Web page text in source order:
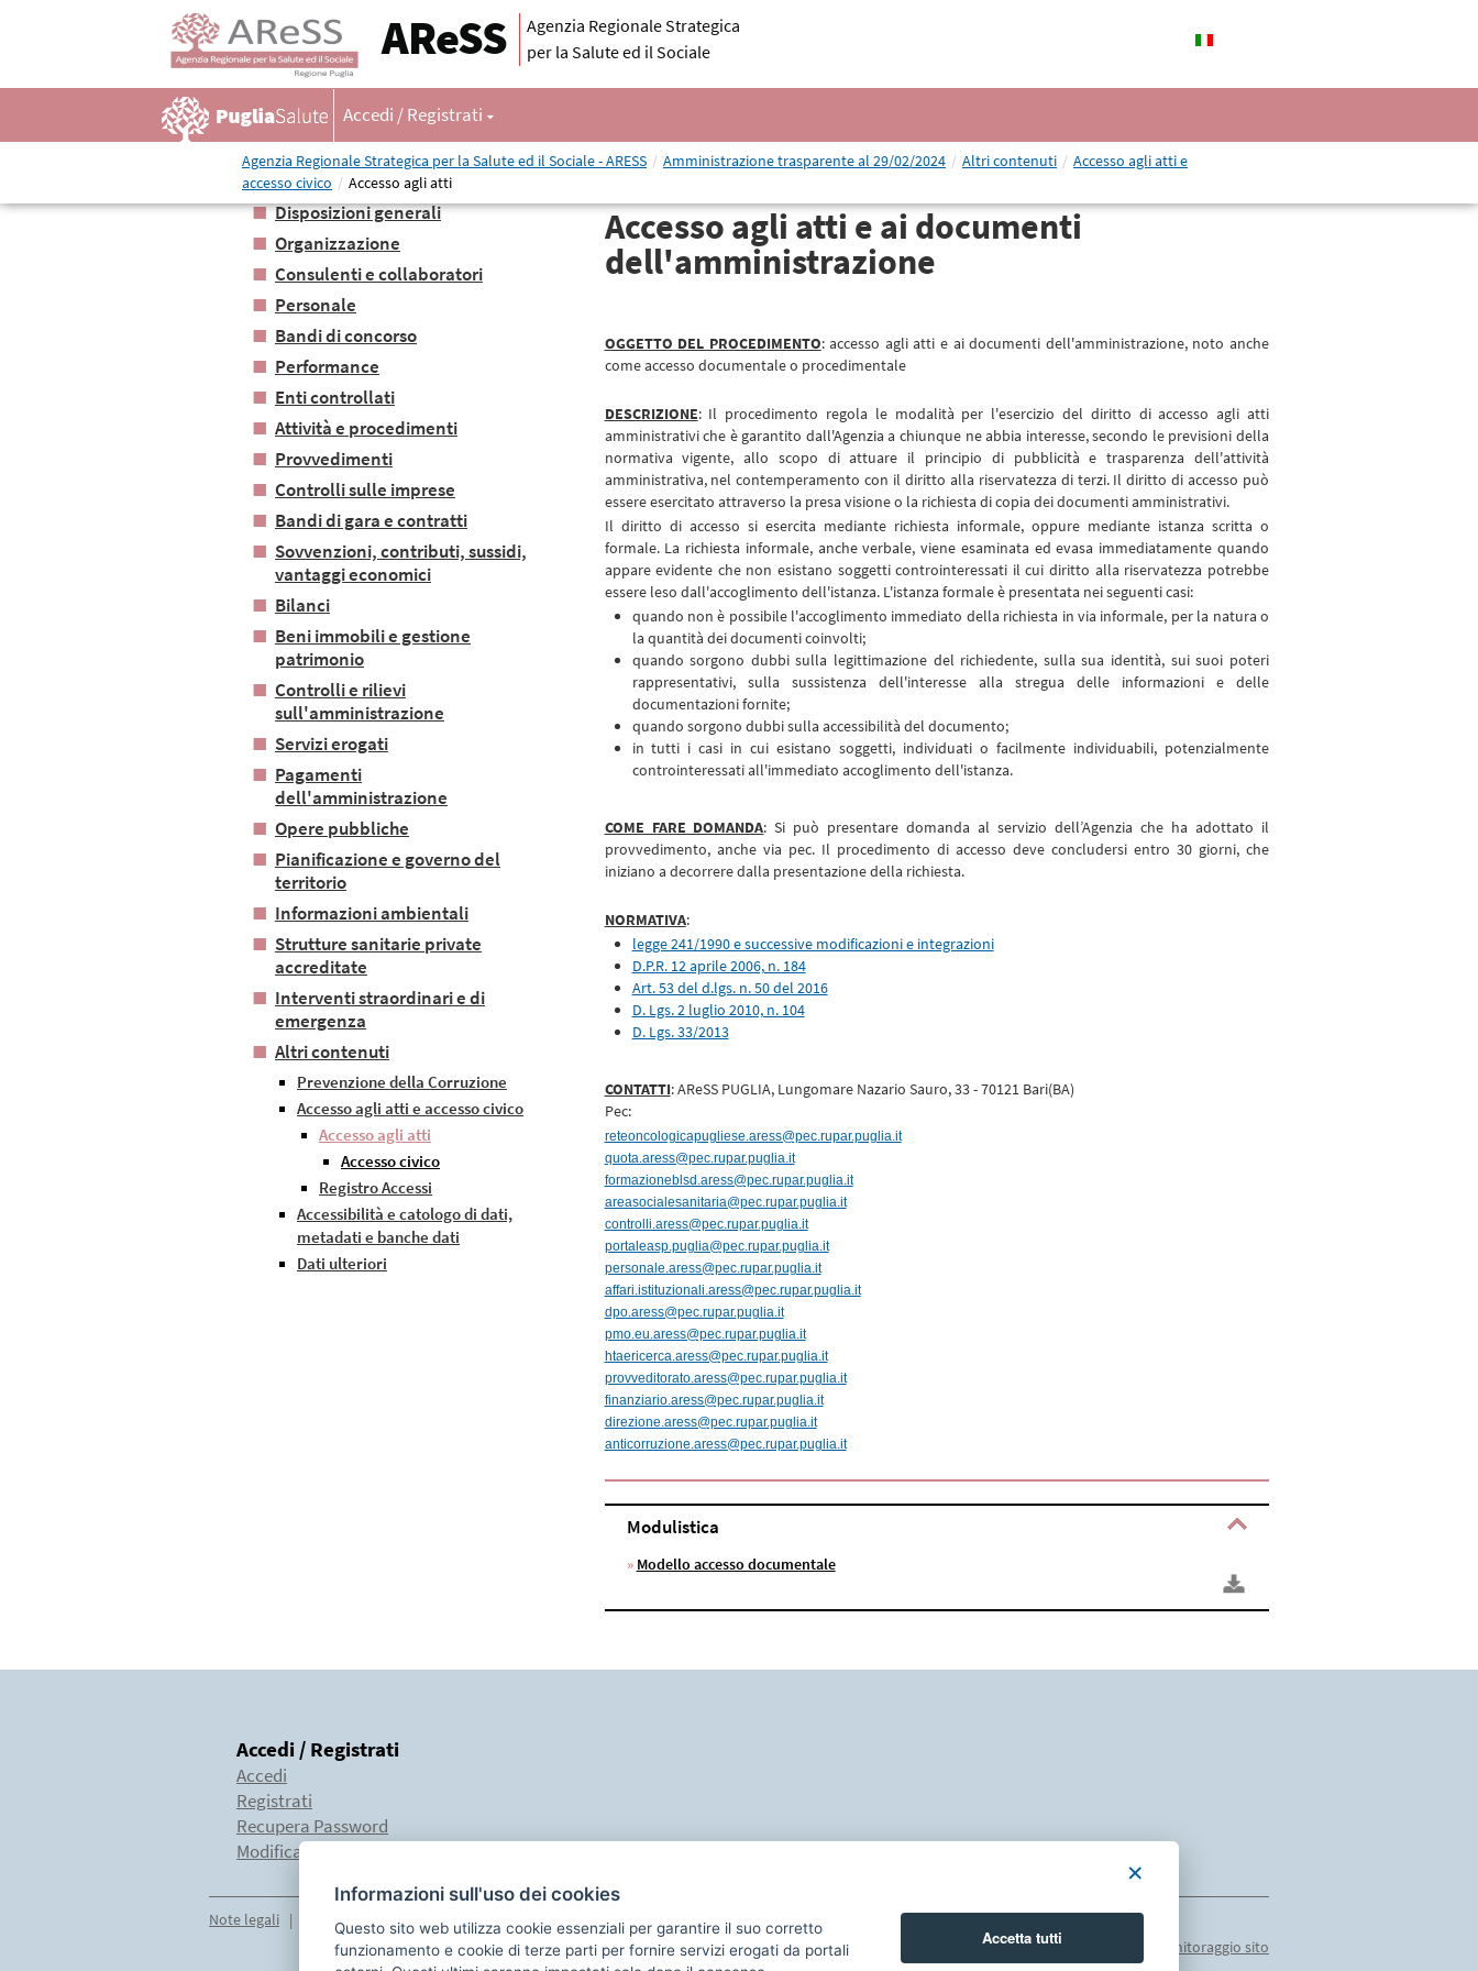
AReSS
Agenzia Regionale Strategica
per la Salute ed il Sociale
Accedi / Registrati
Agenzia Regionale Strategica per la Salute ed il Sociale - ARESS / Amministrazione trasparente al 29/02/2024 / Altri contenuti / Accesso agli atti e
accesso civico / Accesso agli atti
Disposizioni generali
Organizzazione
Consulenti e collaboratori
Personale
Bandi di concorso
Performance
Enti controllati
Attività e procedimenti
Provvedimenti
Controlli sulle imprese
Bandi di gara e contratti
Sovvenzioni, contributi, sussidi,
vantaggi economici
Bilanci
Beni immobili e gestione
patrimonio
Controlli e rilievi
sull'amministrazione
Servizi erogati
Pagamenti
dell'amministrazione
Opere pubbliche
Pianificazione e governo del
territorio
Informazioni ambientali
Strutture sanitarie private
accreditate
Interventi straordinari e di
emergenza
Altri contenuti
Prevenzione della Corruzione
Accesso agli atti e accesso civico
Accesso agli atti
Accesso civico
Registro Accessi
Accessibilità e catologo di dati,
metadati e banche dati
Dati ulteriori
Accesso agli atti e ai documenti
dell'amministrazione
OGGETTO DEL PROCEDIMENTO: accesso agli atti e ai documenti dell'amministrazione, noto anche
come accesso documentale o procedimentale
DESCRIZIONE: Il procedimento regola le modalità per l'esercizio del diritto di accesso agli atti
amministrativi che è garantito dall'Agenzia a chiunque ne abbia interesse, secondo le previsioni della
normativa vigente, allo scopo di attuare il principio di pubblicità e trasparenza dell'attività
amministrativa, nel contemperamento con il diritto alla riservatezza di terzi. Il diritto di accesso può
essere esercitato attraverso la presa visione o la richiesta di copia dei documenti amministrativi.
Il diritto di accesso si esercita mediante richiesta informale, oppure mediante istanza scritta o
formale. La richiesta informale, anche verbale, viene esaminata ed evasa immediatamente quando
appare evidente che non esistano soggetti controinteressati il cui diritto alla riservatezza potrebbe
essere leso dall'accoglimento dell'istanza. L'istanza formale è presentata nei seguenti casi:
quando non è possibile l'accoglimento immediato della richiesta in via informale, per la natura o
la quantità dei documenti coinvolti;
quando sorgono dubbi sulla legittimazione del richiedente, sulla sua identità, sui suoi poteri
rappresentativi, sulla sussistenza dell'interesse alla stregua delle informazioni e delle
documentazioni fornite;
quando sorgono dubbi sulla accessibilità del documento;
in tutti i casi in cui esistano soggetti, individuati o facilmente individuabili, potenzialmente
controinteressati all'immediato accoglimento dell'istanza.
COME FARE DOMANDA: Si può presentare domanda al servizio dell’Agenzia che ha adottato il
provvedimento, anche via pec. Il procedimento di accesso deve concludersi entro 30 giorni, che
iniziano a decorrere dalla presentazione della richiesta.
NORMATIVA:
legge 241/1990 e successive modificazioni e integrazioni
D.P.R. 12 aprile 2006, n. 184
Art. 53 del d.lgs. n. 50 del 2016
D. Lgs. 2 luglio 2010, n. 104
D. Lgs. 33/2013
CONTATTI: AReSS PUGLIA, Lungomare Nazario Sauro, 33 - 70121 Bari(BA)
Pec:
reteoncologicapugliese.aress@pec.rupar.puglia.it
quota.aress@pec.rupar.puglia.it
formazioneblsd.aress@pec.rupar.puglia.it
areasocialesanitaria@pec.rupar.puglia.it
controlli.aress@pec.rupar.puglia.it
portaleasp.puglia@pec.rupar.puglia.it
personale.aress@pec.rupar.puglia.it
affari.istituzionali.aress@pec.rupar.puglia.it
dpo.aress@pec.rupar.puglia.it
pmo.eu.aress@pec.rupar.puglia.it
htaericerca.aress@pec.rupar.puglia.it
provveditorato.aress@pec.rupar.puglia.it
finanziario.aress@pec.rupar.puglia.it
direzione.aress@pec.rupar.puglia.it
anticorruzione.aress@pec.rupar.puglia.it
Modulistica
» Modello accesso documentale
Accedi / Registrati
Accedi
Registrati
Recupera Password
Modifica profilo
Note legali | Privacy | Compatibilità dei browser | Accessibilità
Gestisci i cookies
Responsabile procedimento pubblicazione
Dati monitoraggio sito
×
Informazioni sull'uso dei cookies
Questo sito web utilizza cookie essenziali per garantire il suo corretto
funzionamento e cookie di terze parti per fornire servizi erogati da portali
Accetta tutti